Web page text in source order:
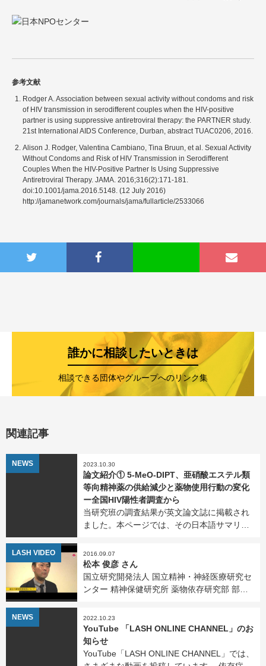
参考文献
Rodger A. Association between sexual activity without condoms and risk
of HIV transmission in serodifferent couples when the HIV-positive
partner is using suppressive antiretroviral therapy: the PARTNER study.
21st International AIDS Conference, Durban, abstract TUAC0206, 2016.
Alison J. Rodger, Valentina Cambiano, Tina Bruun, et al. Sexual Activity
Without Condoms and Risk of HIV Transmission in Serodifferent
Couples When the HIV-Positive Partner Is Using Suppressive
Antiretroviral Therapy. JAMA. 2016;316(2):171-181.
doi:10.1001/jama.2016.5148. (12 July 2016)
http://jamanetwork.com/journals/jama/fullarticle/2533066
誰かに相談したいときは
相談できる団体やグループへのリンク集
関連記事
NEWS 2023.10.30
論文紹介① 5-MeO-DIPT、亜硝酸エステル類
等向精神薬の供給減少と薬物使用行動の変化
ー全国HIV陽性者調査から
当研究班の調査結果が英文論文誌に掲載され
ました。本ページでは、その日本語サマリー
覧ください。 5-MeO-DIPT、亜硝酸エステ
ル類等向精神薬の供給減 […]
LASH VIDEO 2016.09.07
松本 俊彦 さん
国立研究開発法人 国立精神・神経医療研究セ
ンター 精神保健研究所 薬物依存研究部 部長
体的な質問にお答えいただきました。 また、
そこから離れるための手段やヒント、周囲の
人たちへの […]
NEWS 2022.10.23
YouTube 「LASH ONLINE CHANNEL」のお
知らせ
YouTube「LASH ONLINE CHANNEL」では、